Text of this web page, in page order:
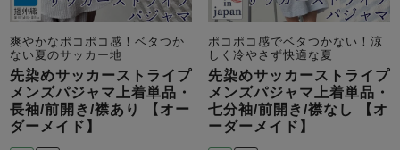
春 夏 秋 冬
ガールズパジャマ
柄物
長袖 半袖 七分袖
爽やかなポコポコ感！ベタつか
ない夏のサッカー地
先染めサッカーストライプ
メンズパジャマ上着単品・
長袖/前開き/襟あり 【オー
ダーメイド】
ポコポコ感でベタつかない！涼
しく冷やさず快適な夏
先染めサッカーストライプ
メンズパジャマ上着単品・
七分袖/前開き/襟なし 【オ
ーダーメイド】